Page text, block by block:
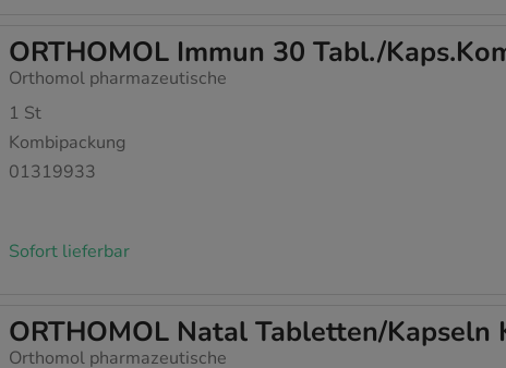
ORTHOMOL Immun 30 Tabl./
Orthomol pharmazeutische
1 St
Kombipackung
01319933
Sofort lieferbar
ORTHOMOL Natal Tabletten/Kapseln
Orthomol pharmazeutische